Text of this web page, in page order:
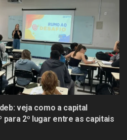
veja como a capital
para 2º lugar entre as capitais